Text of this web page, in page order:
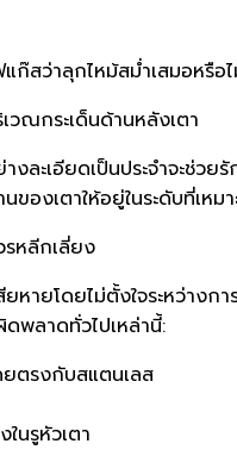
ก๊สว่าลุกไหม้สม่ำเสมอหรือ
วณกระเด็นด้านหลังเตา
งละเอียดเป็นประจำจะช่วย
ของเตาให้อยู่ในระดับที่เหม
หลีกเลี่ยง
หายโดยไม่ตั้งใจระหว่างกา
พลาดทั่วไปเหล่านี้:
ยตรงกับสแตนเลส
ในรูหัวเตา